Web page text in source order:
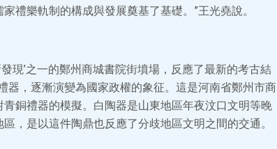
禮樂軌制的構成與發展奠基了基礎。”王光堯說。
現’之一的鄭州商城書院街墳場，反應了最新的考古結
器，逐漸演變為國家政權的象征。這是河南省鄭州市商
銅禮器的模擬。白陶器是山東地區年夜汶口文明等晚
區，是以這件陶鼎也反應了分歧地區文明之間的交通。